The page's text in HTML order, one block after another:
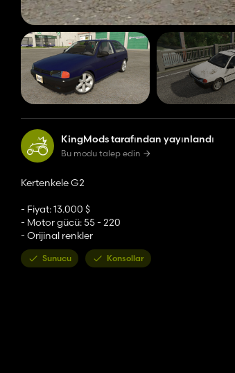
KingMods tarafından yayınlandı
Bu modu talep edin
Kertenkele G2
- Fiyat: 13.000 $
- Motor gücü: 55 - 220
- Orijinal renkler
Sunucu Konsollar